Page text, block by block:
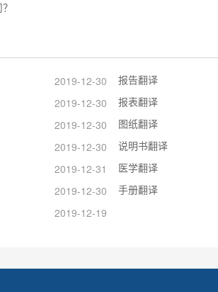
2019-12-30 报告翻译
2019-12-30 报表翻译
2019-12-30 图纸翻译
2019-12-30 说明书翻译
2019-12-31 医学翻译
2019-12-30 手册翻译
2019-12-19